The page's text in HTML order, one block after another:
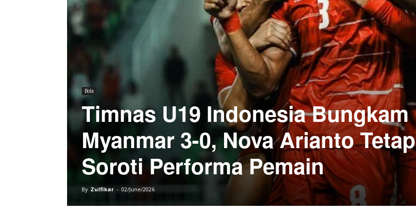
Bola
Timnas U19 Indonesia Bungkam
Myanmar 3-0, Nova Arianto Tetap
Soroti Performa Pemain
By Zulfikar - 02/June/2026